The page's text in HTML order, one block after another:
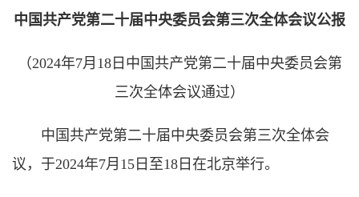
中国共产党第二十届中央委员会第三次全体会议公报
（2024年7月18日中国共产党第二十届中央委员会第
三次全体会议通过）
中国共产党第二十届中央委员会第三次全体会
议，于2024年7月15日至18日在北京举行。